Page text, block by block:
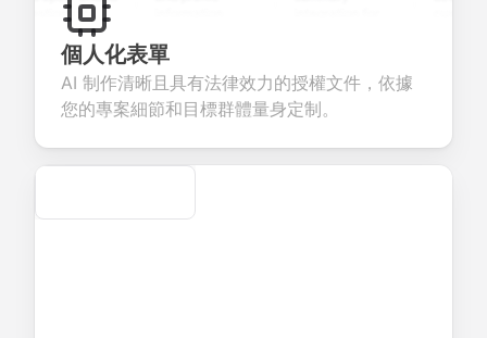
to
valuable
about
products or
seamless
account
creation.
candidate
個人化表單
AI 制作清晰且具有法律效力的授權文件，依據
您的專案細節和目標群體量身定制。
Secure